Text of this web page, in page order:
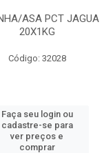
ASA PCT JAGUA
20X1KG
Código: 32028
Faça seu login ou
cadastre-se para
ver preços e
comprar